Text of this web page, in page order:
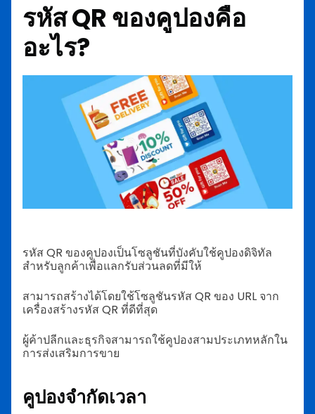
รหัส QR ของคูปองคือ
อะไร?
รหัส QR ของคูปองเป็นโซลูชันที่บังคับใช้คูปองดิจิทัล
สำหรับลูกค้าเพื่อแลกรับส่วนลดที่มีให้
สามารถสร้างได้โดยใช้โซลูชันรหัส QR ของ URL จาก
เครื่องสร้างรหัส QR ที่ดีที่สุด
ผู้ค้าปลีกและธุรกิจสามารถใช้คูปองสามประเภทหลักใน
การส่งเสริมการขาย
คูปองจำกัดเวลา